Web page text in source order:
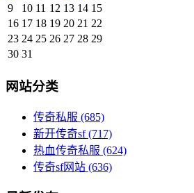
9
10 11 12 13 14 15
16 17 18 19 20 21 22
23 24 25 26 27 28 29
30 31
网站分类
传奇私服 (685)
新开传奇sf(717)
热血传奇私服 (624)
传奇sf网站 (636)